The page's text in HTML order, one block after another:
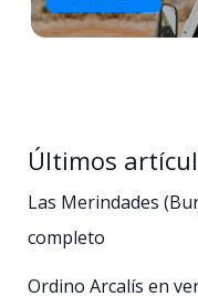
Últimos
Las Merindades
completo
Ordino Arcalís en